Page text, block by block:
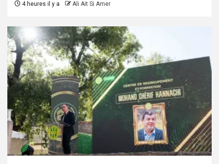
4 heures il y a Ali Ait Si Amer